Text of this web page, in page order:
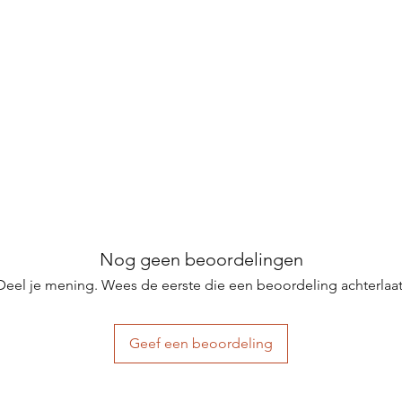
Nog geen beoordelingen
je mening. Wees de eerste die een beoordeling
Geef een beoordeling